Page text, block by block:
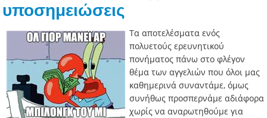
υποσημειώσεις
Τα αποτελέσματα ενός
πολυετούς ερευνητικού
πονήματος πάνω στο φλέγον
θέμα των αγγελιών που όλοι μας
καθημερινά συναντάμε, όμως
συνήθως προσπερνάμε αδιάφορα
χωρίς να αναρωτηθούμε για